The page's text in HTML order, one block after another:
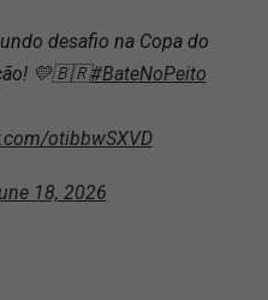
desafio na Copa do
💛🇧🇷#BateNoPeito
otibbwSXVD
18, 2026